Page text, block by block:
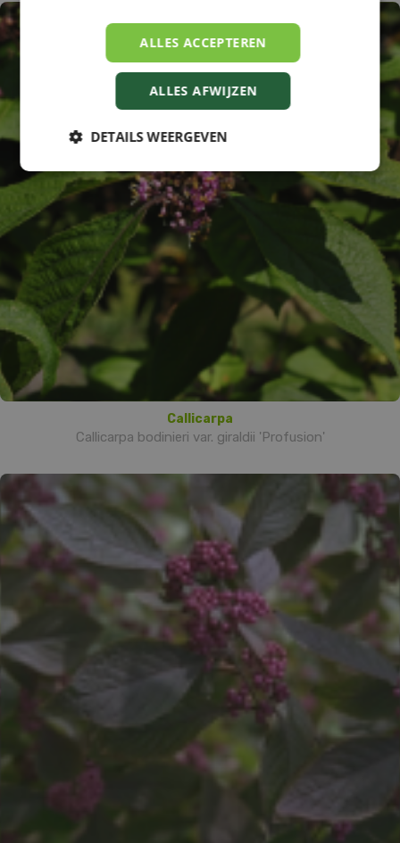
Callicarpa
Callicarpa bodinieri var. giraldii 'Profusion'
ALLES ACCEPTEREN
ALLES AFWIJZEN
DETAILS WEERGEVEN